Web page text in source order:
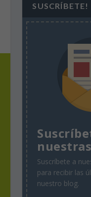
SUSCRÍBETE!
Suscríbete a
para recibir las
nuestro blog.